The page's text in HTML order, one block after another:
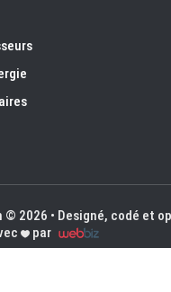
© 2026 • Designé, codé et
par